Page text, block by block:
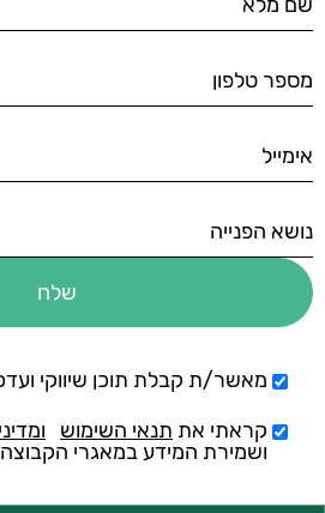
מאשר/ת קבלת תוכן שיווקי
קראתי את תנאי השימוש
ושמירת המידע במאגרי